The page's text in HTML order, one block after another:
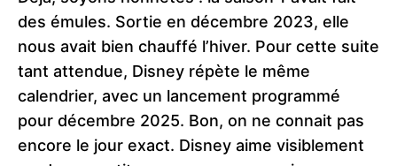
des émules. Sortie en décembre 2023, elle
nous avait bien chauffé l’hiver. Pour cette suite
tant attendue, Disney répète le même
calendrier, avec un lancement programmé
pour décembre 2025. Bon, on ne connait pas
encore le jour exact. Disney aime visiblement